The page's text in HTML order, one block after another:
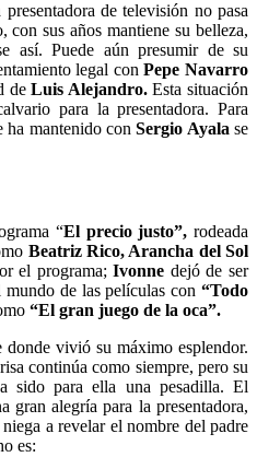
de televisión no pasa
sus años mantiene su belleza,
así. Puede aún presumir de su
legal conPepe Navarro
deLuis Alejandro.Esta situación
para la presentadora. Para
ha mantenido conSergio Ayalase
“El precio justo”,rodeada
Beatriz Rico, Arancha del Sol
el programa;Ivonne dejó de ser
de las películas con “Todo
“El gran juego de la oca”.
vivió su máximo esplendor.
continúa como siempre, pero su
sido para ella una pesadilla. El
gran alegría para la presentadora,
niega a revelar el nombre del padre
es: